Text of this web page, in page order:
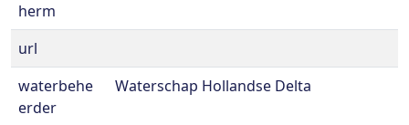
herm
url
waterbehe
erder
Waterschap Hollandse Delta